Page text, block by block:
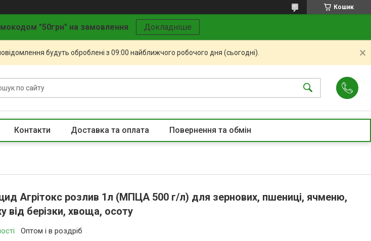
Кошик
"50грн" на замовлення Докладніше
будуть оброблені з 09:00 найближчого робочого дня (сьогодні).
Контакти Доставка та оплата Повернення та обмін
Агрітокс розлив 1л (МПЦА 500 г/л) для зернових, пшениці, ячменю,
від берізки, хвоща, осоту
Оптом і в роздріб